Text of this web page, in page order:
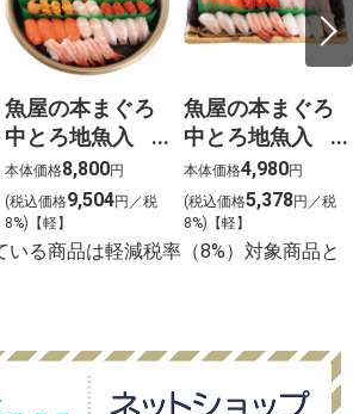
魚屋の本まぐろ
中とろ地魚入
上生寿司 寿
（ことぶき）わ
さび抜き【g-1】
本体価格8,800円
(税込価格9,504円／税
8%)【軽】
魚屋の本まぐろ
中とろ地魚入
上生寿司 瑞穂
（みずほ）わさ
び抜き【g-3】
本体価格4,980円
(税込価格5,378円／税
8%)【軽】
いる商品は軽減税率（8%）対象商品と